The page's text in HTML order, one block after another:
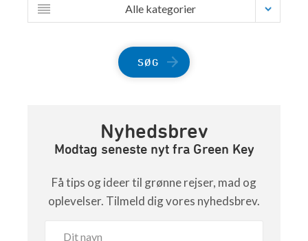
Alle kategorier
SØG
Nyhedsbrev
Modtag seneste nyt fra Green Key
Få tips og ideer til grønne rejser, mad og
oplevelser. Tilmeld dig vores nyhedsbrev.